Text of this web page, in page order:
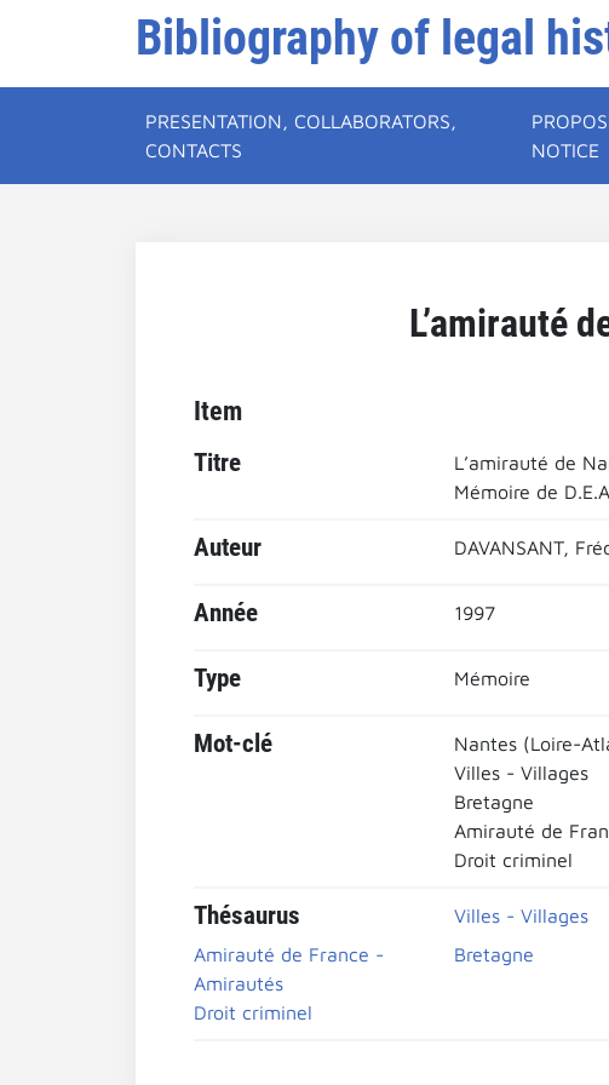
Bibliography of legal
PRESENTATION, COLLABORATORS,
CONTACTS
NOTICE
L’amirauté
Item
Titre
L’amirauté de
Mémoire de
Auteur DAVANSANT,
Année 1997
Type Mémoire
Mot-clé
Nantes (Loire-
Villes - Villages
Bretagne
Amirauté de
Droit criminel
Thésaurus
Villes - Villages
Amirauté de France -
Amirautés
Bretagne
Droit criminel